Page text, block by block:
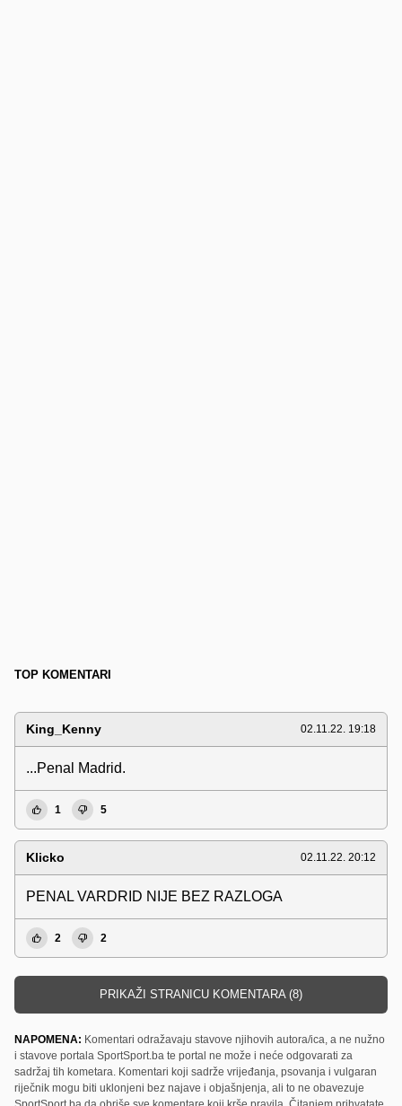
TOP KOMENTARI
King_Kenny 02.11.22. 19:18
...Penal Madrid.
1 5
Klicko 02.11.22. 20:12
PENAL VARDRID NIJE BEZ RAZLOGA
2 2
PRIKAŽI STRANICU KOMENTARA (8)
NAPOMENA: Komentari odražavaju stavove njihovih autora/ica, a ne nužno
i stavove portala SportSport.ba te portal ne može i neće odgovarati za
sadržaj tih kometara. Komentari koji sadrže vrijeđanja, psovanja i vulgaran
riječnik mogu biti uklonjeni bez najave i objašnjenja, ali to ne obavezuje